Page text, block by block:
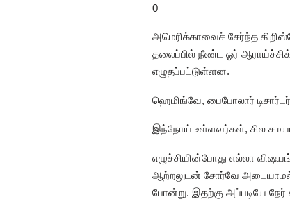
0
அமெரிக்காவைச் சேர்ந்த
தலைப்பில் நீண்ட ஓர் ஆராய்ச்சிக்
எழுதப்பட்டுள்ளன.
ஹெமிங்வே, பைபோலார்
இந்நோய் உள்ளவர்கள், சில சமயம்
எழுச்சியின்போது எல்லா
ஆற்றலுடன் சோர்வே அடையாமல்
போன்று. இதற்கு அப்படியே